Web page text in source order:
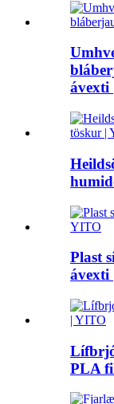
ávexti
Plast
ávexti
PLA